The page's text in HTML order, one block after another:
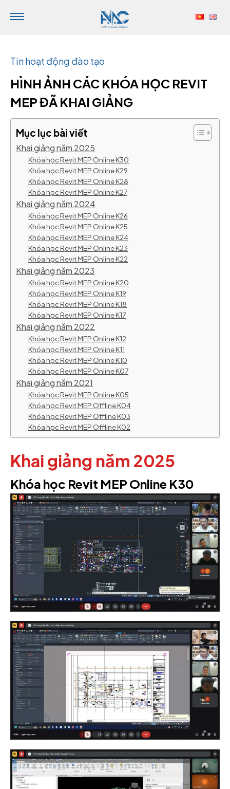
Tin hoạt động đào tạo
Tin hoạt động đào tạo
HÌNH ẢNH CÁC KHÓA HỌC REVIT
MEP ĐÃ KHAI GIẢNG
Mục lục bài viết
Khai giảng năm 2025
Khóa học Revit MEP Online K30
Khóa học Revit MEP Online K29
Khóa học Revit MEP Online K28
Khóa học Revit MEP Online K27
Khai giảng năm 2024
Khóa học Revit MEP Online K26
Khóa học Revit MEP Online K25
Khóa học Revit MEP Online K24
Khóa học Revit MEP Online K23
Khóa học Revit MEP Online K22
Khai giảng năm 2023
Khóa học Revit MEP Online K20
Khóa học Revit MEP Online K19
Khóa học Revit MEP Online K18
Khóa học Revit MEP Online K17
Khai giảng năm 2022
Khóa học Revit MEP Online K12
Khóa học Revit MEP Online K11
Khóa học Revit MEP Online K10
Khóa học Revit MEP Online K07
Khai giảng năm 2021
Khóa học Revit MEP Online K05
Khóa học Revit MEP Offline K04
Khóa học Revit MEP Offline K03
Khóa học Revit MEP Offline K02
Khai giảng năm 2025
Khóa học Revit MEP Online K30